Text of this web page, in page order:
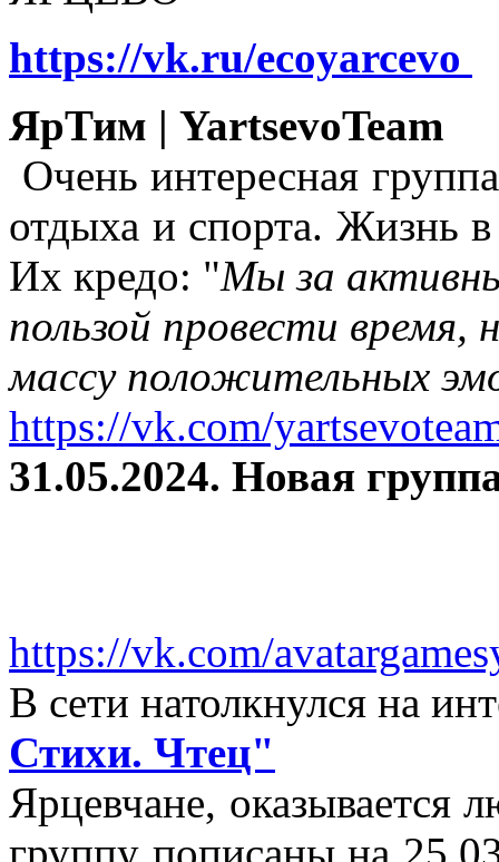
https://vk.ru/ecoyarcevo
ЯрТим | YartsevoTeam
Очень интересная
отдыха и спорта. Жизнь
Их кредо: "Мы за
пользой провести время,
массу положительных
https://vk.com/
31.05.2024. Новая
https://vk.com/
В сети натолкнулся на
Стихи. Чтец"
Ярцевчане, оказывается